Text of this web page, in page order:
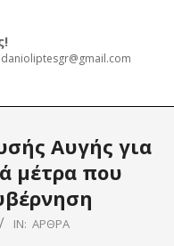
danioliptesgr@gmail.com
Αυγής για
μέτρα που
IN: ΆΡΘΡΑ